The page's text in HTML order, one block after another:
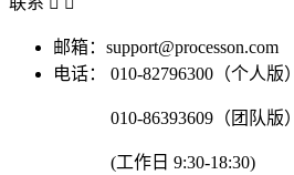
邮箱：support@processon.com
电话：
010-82796300（个人版）
010-86393609（团队版）
(工作日 9:30-18:30)